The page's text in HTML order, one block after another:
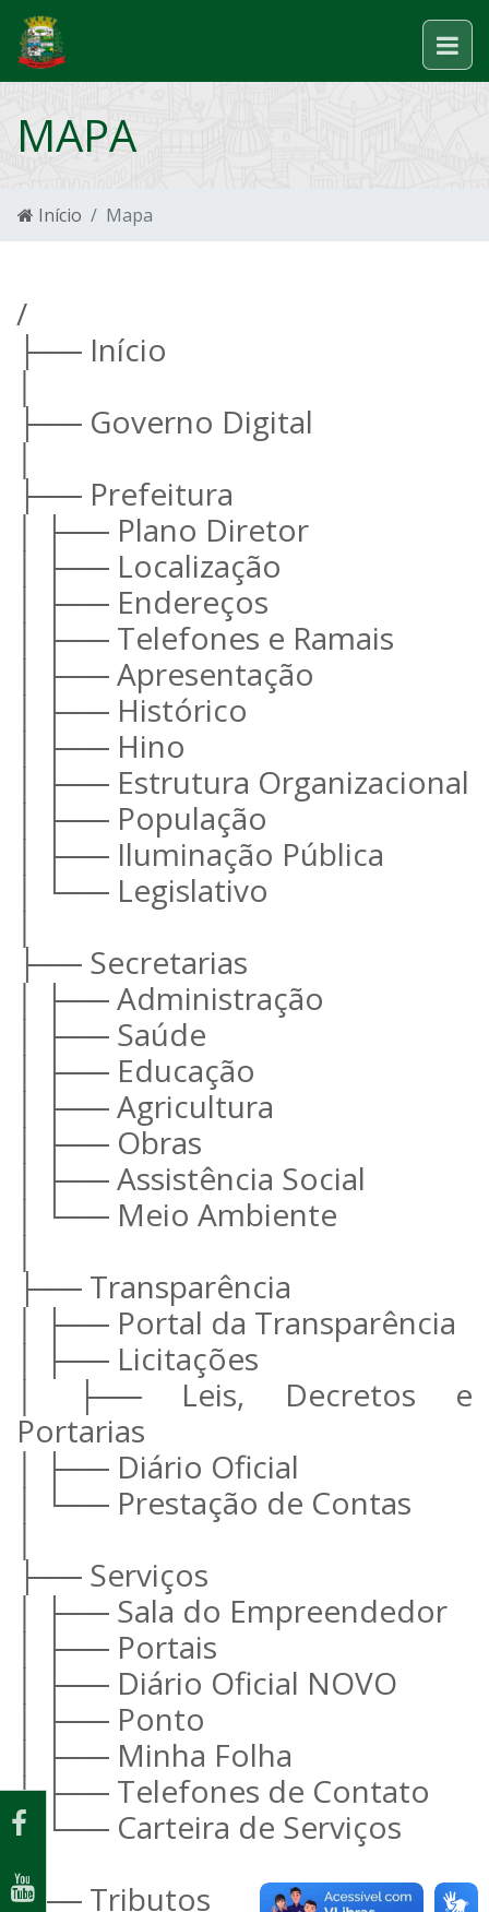
MAPA
Início Mapa
/
├── Início
├── Governo Digital
├── Prefeitura
│ ├── Plano Diretor
│ ├── Localização
│ ├── Endereços
│ ├── Telefones e Ramais
│ ├── Apresentação
│ ├── Histórico
│ ├── Hino
│ ├── Estrutura Organizacional
│ ├── População
│ ├── Iluminação Pública
│ └── Legislativo
│
├── Secretarias
│ ├── Administração
│ ├── Saúde
│ ├── Educação
│ ├── Agricultura
│ ├── Obras
│ ├── Assistência Social
│ └── Meio Ambiente
│
├── Transparência
│ ├── Portal da Transparência
│ ├── Licitações
│ ├── Leis, Decretos e
Portarias
│ ├── Diário Oficial
│ └── Prestação de Contas
│
├── Serviços
│ ├── Sala do Empreendedor
│ ├── Portais
│ ├── Diário Oficial NOVO
│ ├── Ponto
│ ├── Minha Folha
│ ├── Telefones de Contato
│ └── Carteira de Serviços
│
├── Tributos